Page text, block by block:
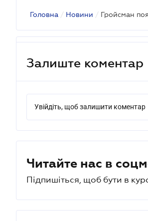
Головна / Новини / Гройсман
Залиште коментар
Увійдіть, щоб залишити коментар
Читайте нас в
Підпишіться, щоб бути в